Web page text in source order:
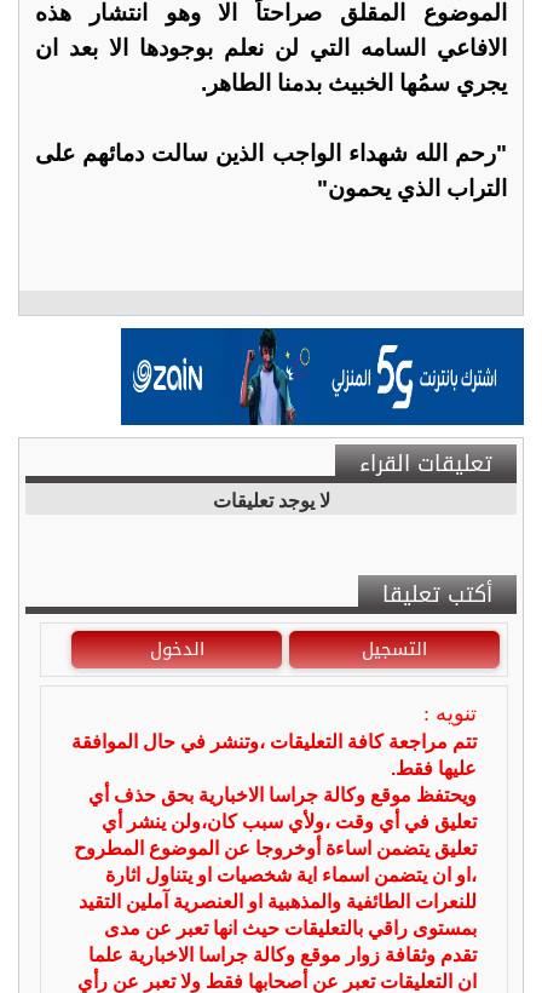
الموضوع المقلق صراحتاً الا وهو انتشار هذه
الافاعي السامه التي لن نعلم بوجودها الا بعد ان
يجري سمُها الخبيث بدمنا الطاهر.
"رحم الله شهداء الواجب الذين سالت دمائهم على
التراب الذي يحمون"
تعليقات القراء
لا يوجد تعليقات
أكتب تعليقا
التسجيل الدخول
تنويه :
تتم مراجعة كافة التعليقات ،وتنشر في حال الموافقة
عليها فقط.
ويحتفظ موقع وكالة جراسا الاخبارية بحق حذف أي
تعليق في أي وقت ،ولأي سبب كان،ولن ينشر أي
تعليق يتضمن اساءة أوخروجا عن الموضوع المطروح
،او ان يتضمن اسماء اية شخصيات او يتناول اثارة
للنعرات الطائفية والمذهبية او العنصرية آملين التقيد
بمستوى راقي بالتعليقات حيث انها تعبر عن مدى
تقدم وثقافة زوار موقع وكالة جراسا الاخبارية علما
ان التعليقات تعبر عن أصحابها فقط ولا تعبر عن رأي